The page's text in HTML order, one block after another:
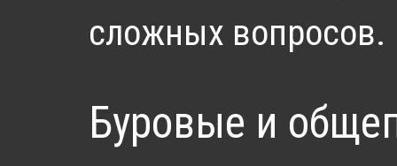
сложных вопросов.
Буровые и